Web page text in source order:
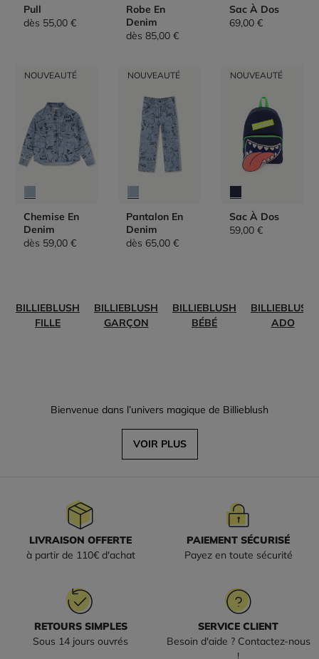
Pull
dès 55,00 €
Robe En
Denim
dès85,00 €
Sac À Dos
69,00 €
NOUVEAUTÉ
Chemise En
Denim
dès 59,00 €
NOUVEAUTÉ
Pantalon En
Denim
dès 65,00 €
NOUVEAUTÉ
Sac À Dos
59,00 €
BILLIEBLUSH
FILLE
BILLIEBLUSH
GARÇON
BILLIEBLUSH
BÉBÉ
BILLIEBLUSH
ADO
Bienvenue dans l’univers magique de Billieblush
VOIR PLUS
LIVRAISON OFFERTE
à partir de 110€ d'achat
PAIEMENT SÉCURISÉ
Payez en toute sécurité
RETOURS SIMPLES
Sous 14 jours ouvrés
SERVICE CLIENT
Besoin d'aide ? Contactez-nous